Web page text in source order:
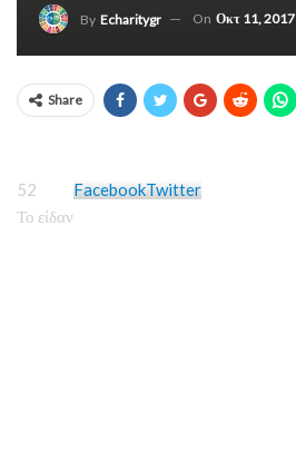
By Echaritygr On Οκτ 11, 2017
Share
52
Το είδαν
FacebookTwitter